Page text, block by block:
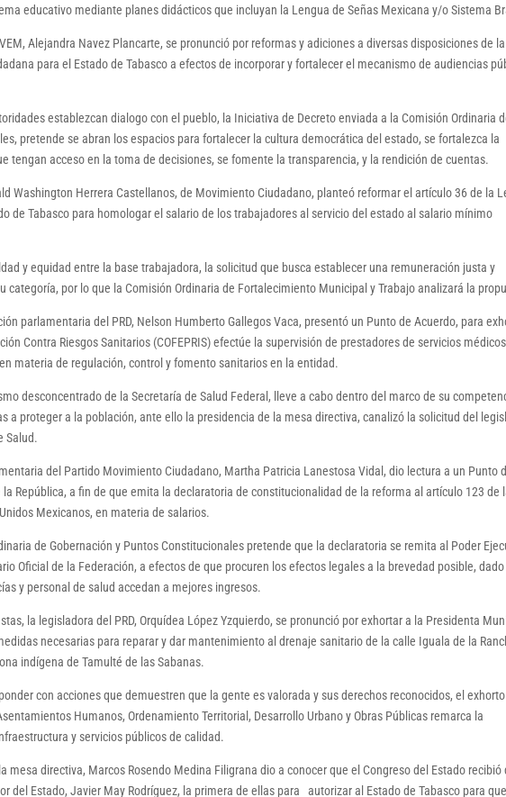
educativo mediante planes didácticos que incluyan la Lengua de Señas Mexicana y/o Sistema
Alejandra Navez Plancarte, se pronunció por reformas y adiciones a diversas disposiciones de
para el Estado de Tabasco a efectos de incorporar y fortalecer el mecanismo de audiencias
establezcan dialogo con el pueblo, la Iniciativa de Decreto enviada a la Comisión Ordinaria
pretende se abran los espacios para fortalecer la cultura democrática del estado, se fortalezca la
tengan acceso en la toma de decisiones, se fomente la transparencia, y la rendición de cuentas.
Washington Herrera Castellanos, de Movimiento Ciudadano, planteó reformar el artículo 36 de la
de Tabasco para homologar el salario de los trabajadores al servicio del estado al salario mínimo
y equidad entre la base trabajadora, la solicitud que busca establecer una remuneración justa y
por lo que la Comisión Ordinaria de Fortalecimiento Municipal y Trabajo analizará la
parlamentaria del PRD, Nelson Humberto Gallegos Vaca, presentó un Punto de Acuerdo, para
Contra Riesgos Sanitarios (COFEPRIS) efectúe la supervisión de prestadores de servicios
materia de regulación, control y fomento sanitarios en la entidad.
desconcentrado de la Secretaría de Salud Federal, lleve a cabo dentro del marco de su
a proteger a la población, ante ello la presidencia de la mesa directiva, canalizó la solicitud del
Salud.
del Partido Movimiento Ciudadano, Martha Patricia Lanestosa Vidal, dio lectura a un Punto
República, a fin de que emita la declaratoria de constitucionalidad de la reforma al artículo 123 de
Mexicanos, en materia de salarios.
de Gobernación y Puntos Constitucionales pretende que la declaratoria se remita al Poder
Oficial de la Federación, a efectos de que procuren los efectos legales a la brevedad posible, dado
y personal de salud accedan a mejores ingresos.
la legisladora del PRD, Orquídea López Yzquierdo, se pronunció por exhortar a la Presidenta
necesarias para reparar y dar mantenimiento al drenaje sanitario de la calle Iguala de la
indígena de Tamulté de las Sabanas.
con acciones que demuestren que la gente es valorada y sus derechos reconocidos, el exhorto
Humanos, Ordenamiento Territorial, Desarrollo Urbano y Obras Públicas remarca la
y servicios públicos de calidad.
mesa directiva, Marcos Rosendo Medina Filigrana dio a conocer que el Congreso del Estado recibió
del Estado, Javier May Rodríguez, la primera de ellas para autorizar al Estado de Tabasco para que